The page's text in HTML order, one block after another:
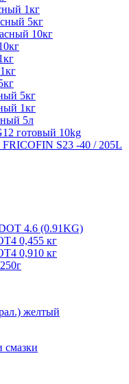
1кг
5кг
10кг
5кг
1кг
5л
готовый 10kg
S23 -40 / 205L
4.6 (0.91KG)
0,455 кг
0,910 кг
желтый
смазки